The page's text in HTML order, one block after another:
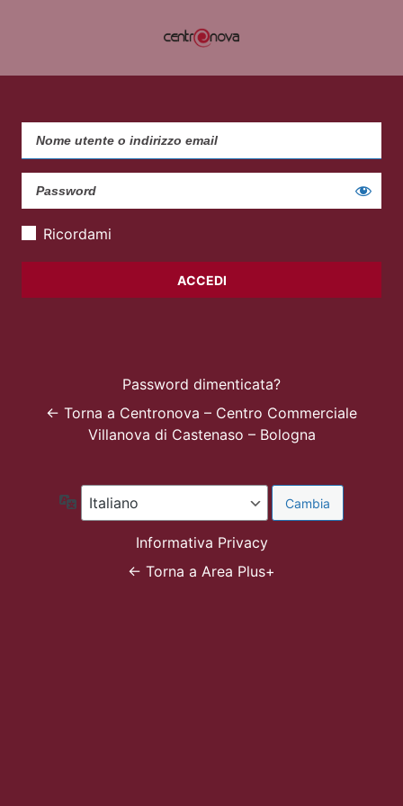
Ricordami
Password dimenticata?
← Torna a Centronova – Centro Commerciale
Villanova di Castenaso – Bologna
Lingua
Informativa Privacy
← Torna a Area Plus+